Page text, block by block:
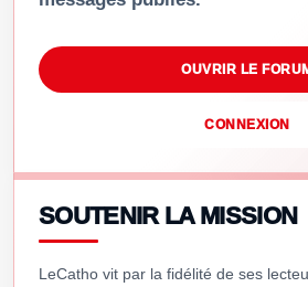
OUVRIR LE
CONNEXION
SOUTENIR LA MISSION
LeCatho vit par la fidélité de ses